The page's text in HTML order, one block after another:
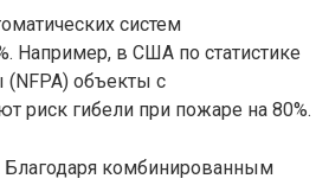
систем
Например, в США по статистике
объекты с
риск гибели при пожаре на 80%.
комбинированным